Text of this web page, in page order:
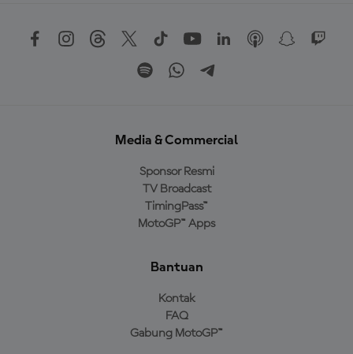
Media & Commercial
Sponsor Resmi
TV Broadcast
TimingPass™
MotoGP™ Apps
Bantuan
Kontak
FAQ
Gabung MotoGP™